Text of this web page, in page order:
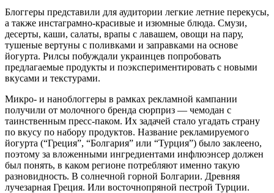
Блоггеры представили для аудитории легкие летние перекусы,
а также инстаграмно-красивые и изюмные блюда. Смузи,
десерты, каши, салаты, врапы с лавашем, овощи на пару,
тушеные вертуны с поливками и заправками на основе
йогурта. Рилсы побуждали украинцев попробовать
предлагаемые продукты и поэкспериментировать с новыми
вкусами и текстурами.
Микро- и наноблоггеры в рамках рекламной кампании
получили от молочного бренда сюрприз — чемодан с
таинственным пресс-паком. Их задачей стало угадать страну
по вкусу по набору продуктов. Название рекламируемого
йогурта (“Греция”, “Болгария” или “Турция”) было заклеено,
поэтому за вложенными ингредиентами инфлюэнсер должен
был понять, в каком регионе потребляют именно такую
разновидность. В солнечной горной Болгарии. Древняя
лучезарная Греция. Или восточнопряной пестрой Турции.